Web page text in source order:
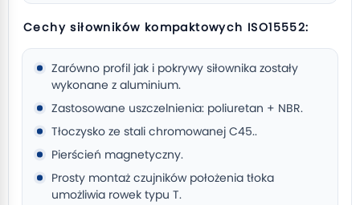
Cechy siłowników kompaktowych ISO15552:
Zarówno profil jak i pokrywy siłownika zostały
wykonane z aluminium.
Zastosowane uszczelnienia: poliuretan + NBR.
Tłoczysko ze stali chromowanej C45..
Pierścień magnetyczny.
Prosty montaż czujników położenia tłoka
umożliwia rowek typu T.